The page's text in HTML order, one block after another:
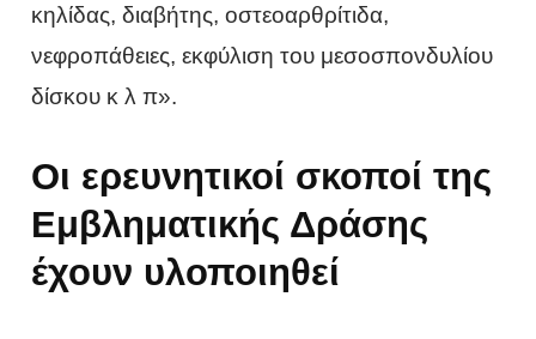
κηλίδας, διαβήτης, οστεοαρθρίτιδα,
νεφροπάθειες, εκφύλιση του μεσοσπονδυλίου
δίσκου κ λ π».
Οι ερευνητικοί σκοποί της
Εμβληματικής Δράσης
έχουν υλοποιηθεί